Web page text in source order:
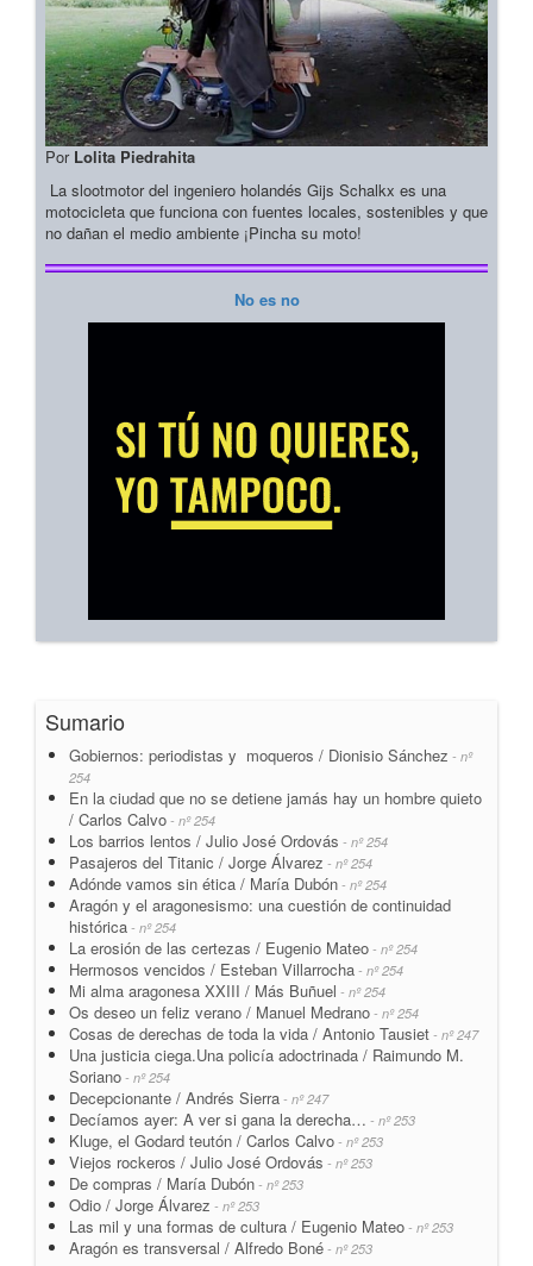
Por Lolita Piedrahita
La slootmotor del ingeniero holandés Gijs Schalkx es una
motocicleta que funciona con fuentes locales, sostenibles y que
no dañan el medio ambiente ¡Pincha su moto!
No es no
Sumario
Gobiernos: periodistas y moqueros / Dionisio Sánchez - nº
254
En la ciudad que no se detiene jamás hay un hombre quieto
/ Carlos Calvo - nº 254
Los barrios lentos / Julio José Ordovás - nº 254
Pasajeros del Titanic / Jorge Álvarez - nº 254
Adónde vamos sin ética / María Dubón - nº 254
Aragón y el aragonesismo: una cuestión de continuidad
histórica - nº 254
La erosión de las certezas / Eugenio Mateo - nº 254
Hermosos vencidos / Esteban Villarrocha - nº 254
Mi alma aragonesa XXIII / Más Buñuel - nº 254
Os deseo un feliz verano / Manuel Medrano - nº 254
Cosas de derechas de toda la vida / Antonio Tausiet - nº 247
Una justicia ciega.Una policía adoctrinada / Raimundo M.
Soriano - nº 254
Decepcionante / Andrés Sierra - nº 247
Decíamos ayer: A ver si gana la derecha… - nº 253
Kluge, el Godard teutón / Carlos Calvo - nº 253
Viejos rockeros / Julio José Ordovás - nº 253
De compras / María Dubón - nº 253
Odio / Jorge Álvarez - nº 253
Las mil y una formas de cultura / Eugenio Mateo - nº 253
Aragón es transversal / Alfredo Boné - nº 253